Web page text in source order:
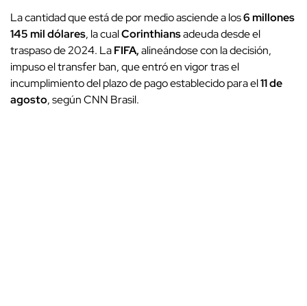
La cantidad que está de por medio asciende a los6 millones
145 mil dólares, la cualCorinthiansadeuda desde el
traspaso de 2024. LaFIFA,alineándose con la decisión,
impuso el transfer ban, que entró en vigor tras el
incumplimiento del plazo de pago establecido para el11 de
agosto, según CNN Brasil.